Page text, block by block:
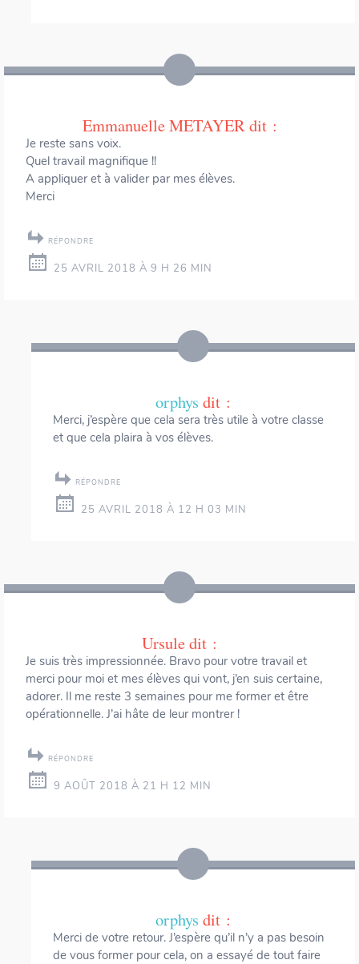
Emmanuelle METAYERdit :
Je reste sans voix.
Quel travail magnifique !!
A appliquer et à valider par mes élèves.
Merci
RÉPONDRE
25 AVRIL 2018 À 9 H 26 MIN
orphys dit :
Merci, j’espère que cela sera très utile à votre classe
et que cela plaira à vos élèves.
RÉPONDRE
25 AVRIL 2018 À 12 H 03 MIN
Ursuledit :
Je suis très impressionnée. Bravo pour votre travail et
merci pour moi et mes élèves qui vont, j’en suis certaine,
adorer. Il me reste 3 semaines pour me former et être
opérationnelle. J’ai hâte de leur montrer !
RÉPONDRE
9 AOÛT 2018 À 21 H 12 MIN
orphys dit :
Merci de votre retour. J’espère qu’il n’y a pas besoin
de vous former pour cela, on a essayé de tout faire